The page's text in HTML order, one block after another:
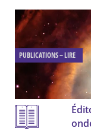
PUBLICATIONS – LIRE